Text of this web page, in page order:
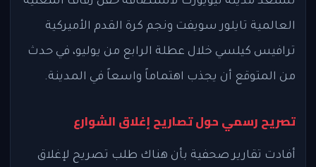
العالمية تايلور سويفت ونجم كرة القدم الأميركية
ترافيس كيلسي خلال عطلة الرابع من يوليو، في حدث
من المتوقع أن يجذب اهتماماً واسعاً في المدينة.
تصريح رسمي حول تصاريح إغلاق الشوارع
أفادت تقارير صحفية بأن هناك طلب تصريح لإغلاق